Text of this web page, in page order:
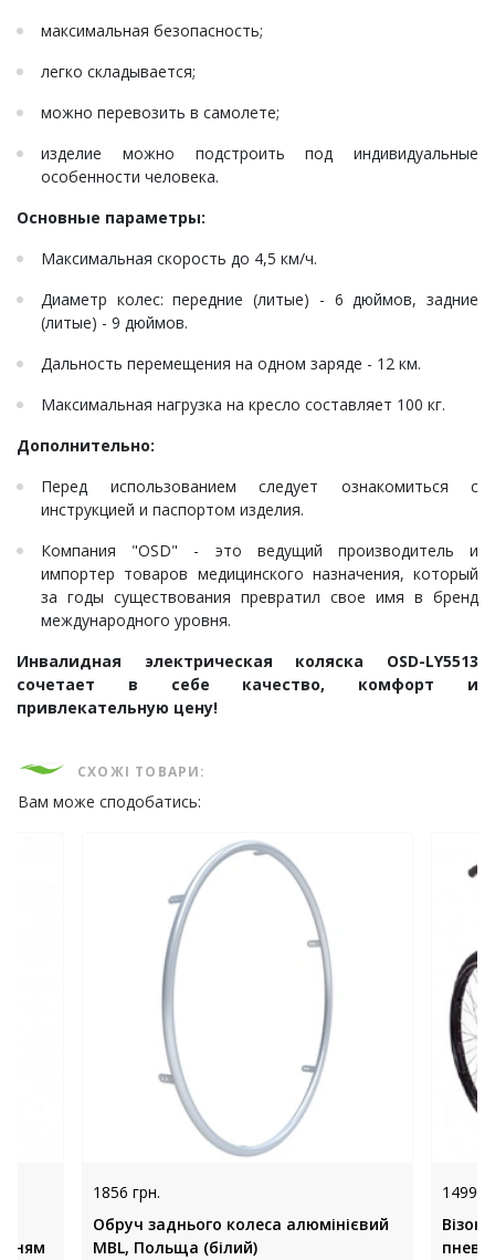
максимальная безопасность;
легко складывается;
можно перевозить в самолете;
изделие можно подстроить под индивидуальные
особенности человека.
Основные параметры:
Максимальная скорость до 4,5 км/ч.
Диаметр колес: передние (литые) - 6 дюймов, задние
(литые) - 9 дюймов.
Дальность перемещения на одном заряде - 12 км.
Максимальная нагрузка на кресло составляет 100 кг.
Дополнительно:
Перед использованием следует ознакомиться с
инструкцией и паспортом изделия.
Компания "OSD" - это ведущий производитель и
импортер товаров медицинского назначения, который
за годы существования превратил свое имя в бренд
международного уровня.
Инвалидная электрическая коляска OSD-LY5513
сочетает в себе качество, комфорт и
привлекательную цену!
СХОЖІ ТОВАРИ:
Вам може сподобатись:
1856 грн.
Обруч заднього колеса алюмінієвий
MBL, Польща (білий)
14999
Візок